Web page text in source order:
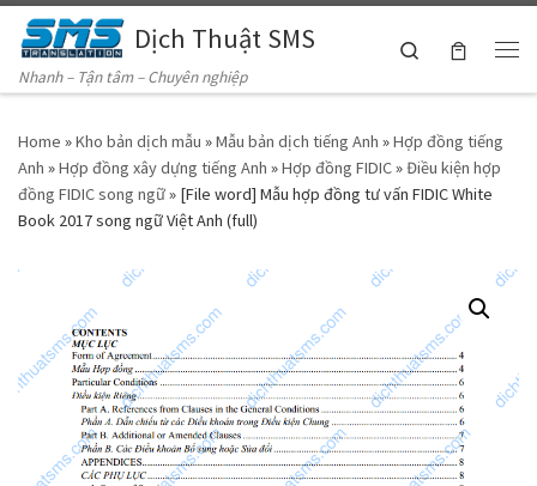
Skip to contentDịch Thuật SMS
Nhanh – Tận tâm – Chuyên nghiệp
Search
Home »Kho bản dịch mẫu »Mẫu bản dịch tiếng Anh »Hợp đồng tiếng
Anh »Hợp đồng xây dựng tiếng Anh »Hợp đồng FIDIC»Điều kiện hợp
đồng FIDIC song ngữ» [File word] Mẫu hợp đồng tư vấn FIDIC White
Book 2017 song ngữ Việt Anh (full)